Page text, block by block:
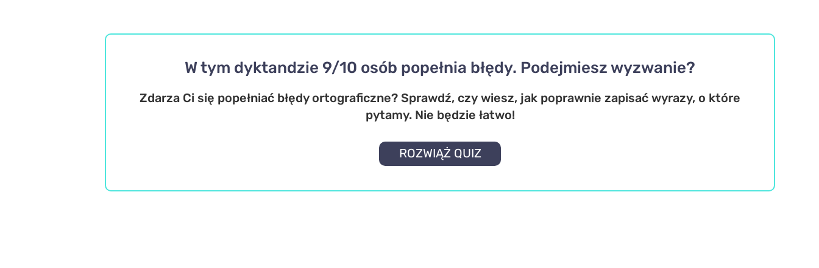
W tym dyktandzie 9/10 osób popełnia błędy. Podejmiesz wyzwanie?
Zdarza Ci się popełniać błędy ortograficzne? Sprawdź, czy wiesz, jak poprawnie zapisać wyrazy, o które
pytamy. Nie będzie łatwo!
ROZWIĄŻ QUIZ